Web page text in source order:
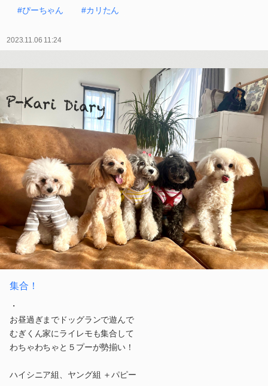
#ぴーちゃん
#カリたん
2023.11.06 11:24
集合！
・
お昼過ぎまでドッグランで遊んで
むぎくん家にライレモも集合して
わちゃわちゃと５プーが勢揃い！
ハイシニア組、ヤング組 ＋パピー